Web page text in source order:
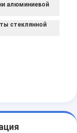
алюминиевой
стеклянной